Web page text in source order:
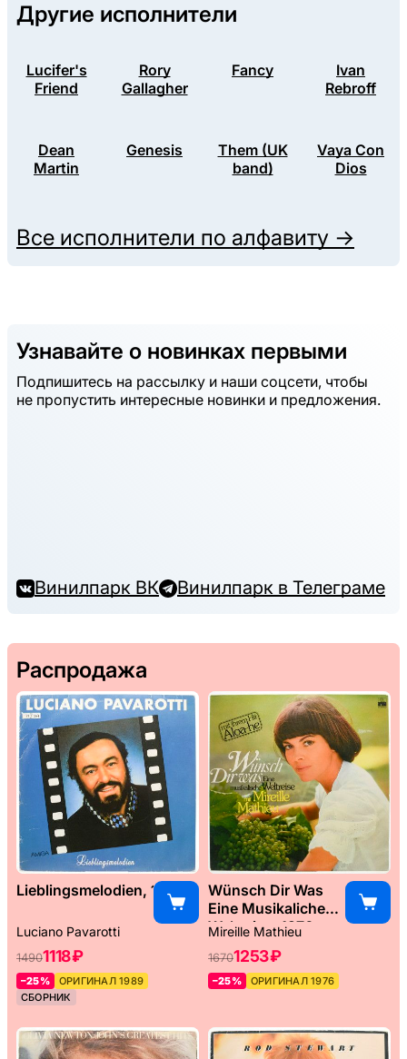
Другие исполнители
Lucifer's
Friend
Rory
Gallagher
Fancy
Ivan
Rebroff
Dean
Martin
Genesis
Them (UK
band)
Vaya Con
Dios
Все исполнители по алфавиту →
Узнавайте о новинках первыми
Подпишитесь на рассылку и наши соцсети, чтобы
не пропустить интересные новинки и предложения.
Винилпарк ВК Винилпарк в Телеграме
Распродажа
Lieblingsmelodien, 1989
Luciano Pavarotti
14901118 ₽
–25%
ОРИГИНАЛ 1989
СБОРНИК
Wünsch Dir Was
Eine Musikaliche
Weltreise, 1976
Mireille Mathieu
16701253 ₽
–25% ОРИГИНАЛ 1976